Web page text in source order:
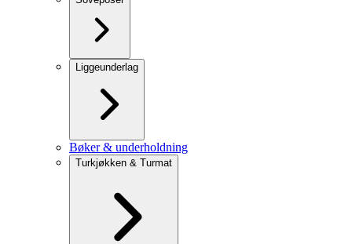
Liggeunderlag
Bøker & underholdning
Turkjøkken & Turmat